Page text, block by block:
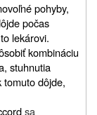
pohyby,
počas
lekárovi.
kombináciu
stuhnutia
tomuto dôjde,
sa